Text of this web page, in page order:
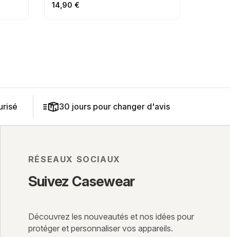
14,90 €
30 jours pour changer d'avis
RÉSEAUX SOCIAUX
Suivez Casewear
Découvrez les nouveautés et nos idées pour
protéger et personnaliser vos appareils.